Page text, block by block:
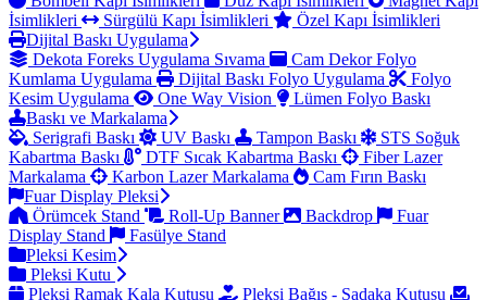
İsimlikleri
Sürgülü Kapı İsimlikleri
Özel Kapı İsimlikleri
Dijital Baskı Uygulama
Dekota Foreks Uygulama Sıvama
Cam Dekor Folyo
Kumlama Uygulama
Dijital Baskı Folyo Uygulama
Folyo
Kesim Uygulama
One Way Vision
Lümen Folyo Baskı
Baskı ve Markalama
Serigrafi Baskı
UV Baskı Tampon Baskı
STS Soğuk
Kabartma Baskı
DTF Sıcak Kabartma Baskı
Fiber Lazer
Markalama
Karbon Lazer Markalama
Cam Fırın Baskı
Fuar Display Pleksi
Örümcek Stand
Roll-Up Banner Backdrop
Fuar
Display Stand
Fasülye Stand
Pleksi Kesim
Pleksi Kutu
Pleksi Ramak Kala Kutusu
Pleksi Bağış - Sadaka Kutusu